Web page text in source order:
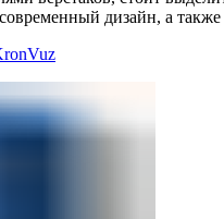
дизайн, а также